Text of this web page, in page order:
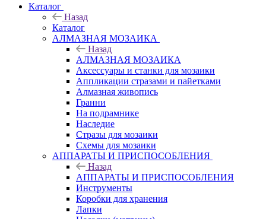
Каталог
Назад
Каталог
АЛМАЗНАЯ МОЗАИКА
Назад
АЛМАЗНАЯ МОЗАИКА
Аксессуары и станки для мозаики
Аппликации стразами и пайетками
Алмазная живопись
Гранни
На подрамнике
Наследие
Стразы для мозаики
Схемы для мозаики
АППАРАТЫ И ПРИСПОСОБЛЕНИЯ
Назад
АППАРАТЫ И ПРИСПОСОБЛЕНИЯ
Инструменты
Коробки для хранения
Лапки